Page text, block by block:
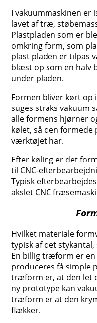
I vakuummaskinen er
lavet af træ,
Plastpladen som er
omkring form, som
plast pladen er tilpas
blæst op som en halv
under pladen.
Formen bliver kørt op
suges straks vakuum
alle formens hjørner
kølet, så den formede
værktøjet har.
Efter køling er det
til CNC-
Typisk
akslet CNC
Hvilket materiale
typisk af det
En billig træform er en
produceres få simple
træform er, at den let
ny prototype kan
træform er at den
flækker.